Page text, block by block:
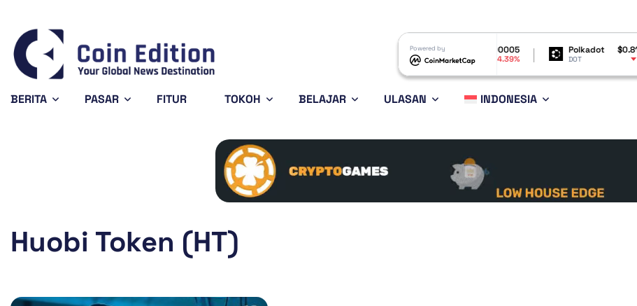
Powered by
$0.201919
7.33%
Solana $72.90
-1.44%
Shiba Inu $0.000005
SHIB -4.39%
Polkadot $0.816408
BERITA PASAR FITUR TOKOH BELAJAR ULASAN INDONESIA
Huobi Token (HT)